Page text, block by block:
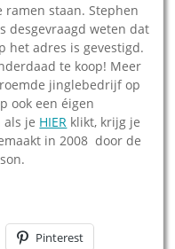
ramen staan. Stephen
desgevraagd weten dat
adres is gevestigd.
te koop! Meer
jinglebedrijf op
ook een éigen
als je HIER klikt, krijg je
in 2008 door de
Pinterest